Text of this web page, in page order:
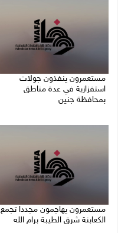
مستعمرون ينفذون جولات
استفزازية في عدة مناطق
بمحافظة جنين
مستعمرون يهاجمون مجددا تجمع
الكعابنة شرق الطيبة برام الله